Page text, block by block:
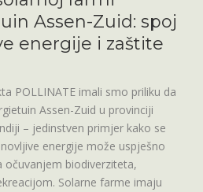
Assen-Zuid: spoj
energije i zaštite
POLLINATE imali smo priliku da
Assen-Zuid u provinciji
– jedinstven primjer kako se
energije može uspješno
očuvanjem biodiverziteta,
Solarne farme imaju